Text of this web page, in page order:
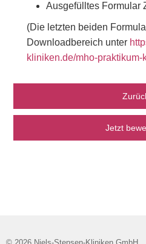
Ausgefülltes Formular
(Die letzten beiden
Downloadbereich unter
kliniken.de/mho-praktikum-
Jetzt